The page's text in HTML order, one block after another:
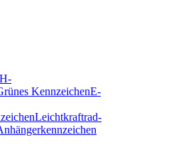
H-
KennzeichenE-
Leichtkraftrad­